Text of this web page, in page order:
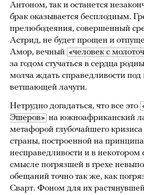
Антоном, так и останется
брак оказывается бесплодным.
прелюбодеяния, совершенный
Астрид, не будет прощен и
Амор, вечный «человек с
за годом стучаться в сердца
молча ждать справедливости
ветшающей лачуги.
Нетрудно догадаться, что все это
Эшеров» на южноафриканский
метафорой глубочайшего
страны, построенной на
несправедливости и в
смысле погрязшей в грехе
обещаний точно так же, как
Сварт. Фоном для их